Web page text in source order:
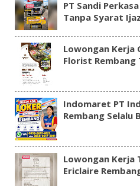
PT Sandi
Tanpa Syarat
Lowongan Kerja
Florist Rembang
Indomaret PT
Rembang Selalu
Lowongan Kerja
Ericlaire